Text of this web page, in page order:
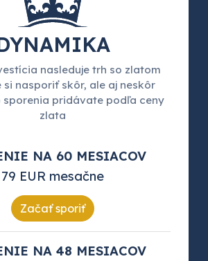
nasleduje trh so zlatom
si nasporiť skôr, ale aj neskôr
sporenia pridávate podľa ceny
zlata
NA 60 MESIACOV
79 EUR mesačne
Začať sporiť
NA 48 MESIACOV